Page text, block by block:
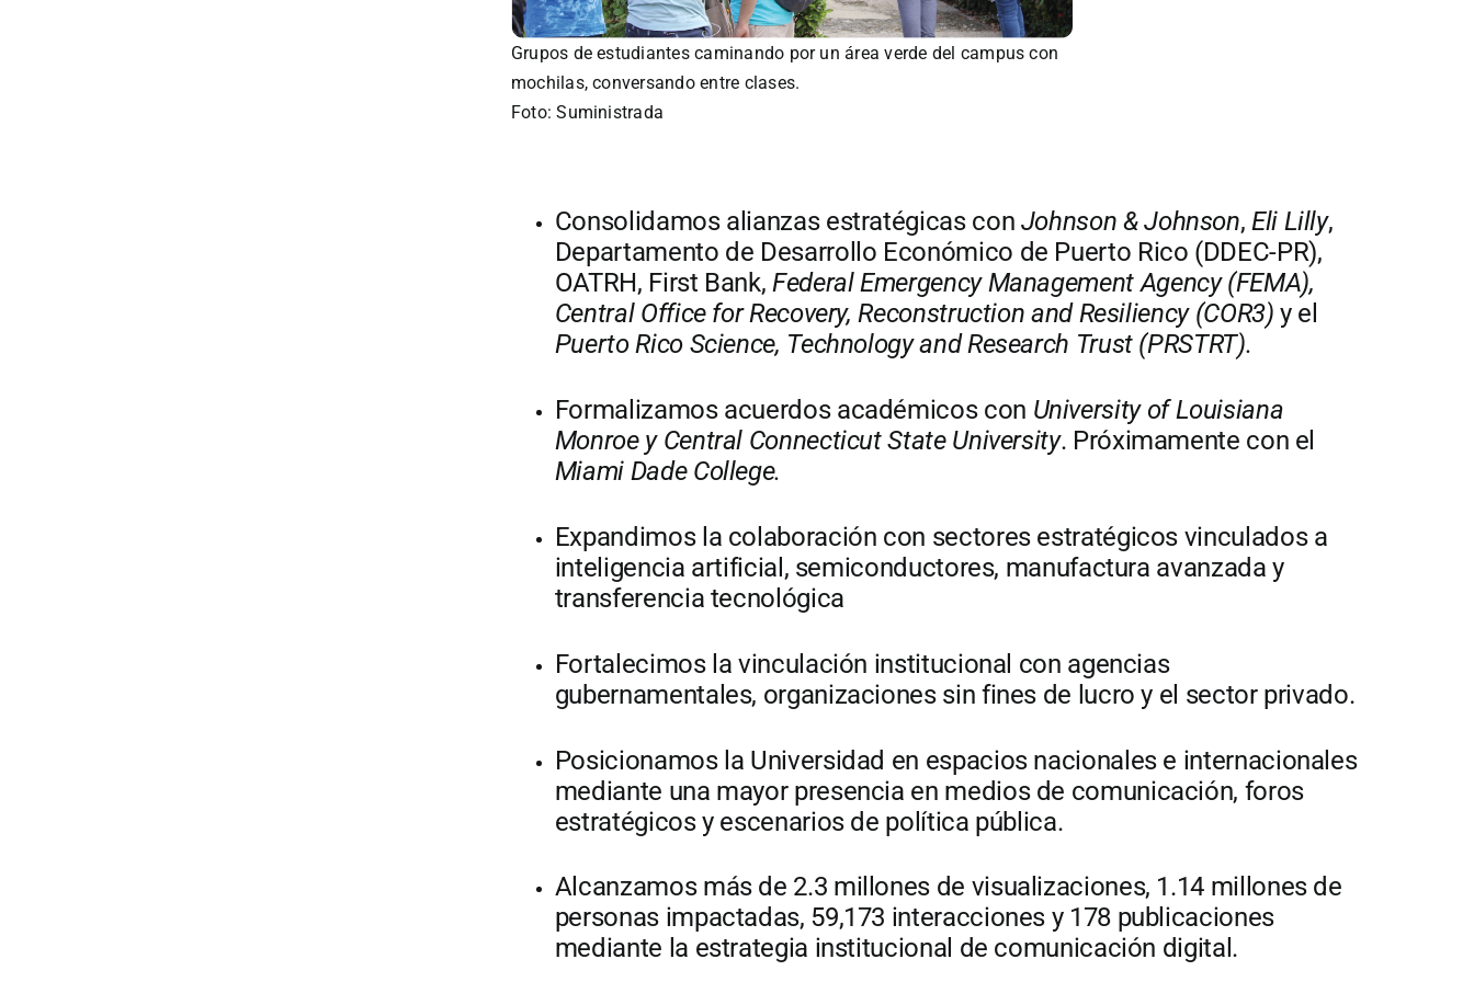
Grupos de estudiantes caminando por un área verde del campus con
mochilas, conversando entre clases.
Foto: Suministrada
Consolidamos alianzas estratégicas con Johnson & Johnson, Eli Lilly,
Departamento de Desarrollo Económico de Puerto Rico (DDEC-PR),
OATRH, First Bank,Federal Emergency Management Agency (FEMA),
Central Office for Recovery, Reconstruction and Resiliency (COR3)y el
Puerto Rico Science, Technology and Research Trust (PRSTRT).
Formalizamos acuerdos académicos con University of Louisiana
Monroe y Central Connecticut State University. Próximamente con el
Miami Dade College.
Expandimos la colaboración con sectores estratégicos vinculados a
inteligencia artificial, semiconductores, manufactura avanzada y
transferencia tecnológica
Fortalecimos la vinculación institucional con agencias
gubernamentales, organizaciones sin fines de lucro y el sector privado.
Posicionamos la Universidad en espacios nacionales e internacionales
mediante una mayor presencia en medios de comunicación, foros
estratégicos y escenarios de política pública.
Alcanzamos más de 2.3 millones de visualizaciones, 1.14 millones de
personas impactadas, 59,173 interacciones y 178 publicaciones
mediante la estrategia institucional de comunicación digital.